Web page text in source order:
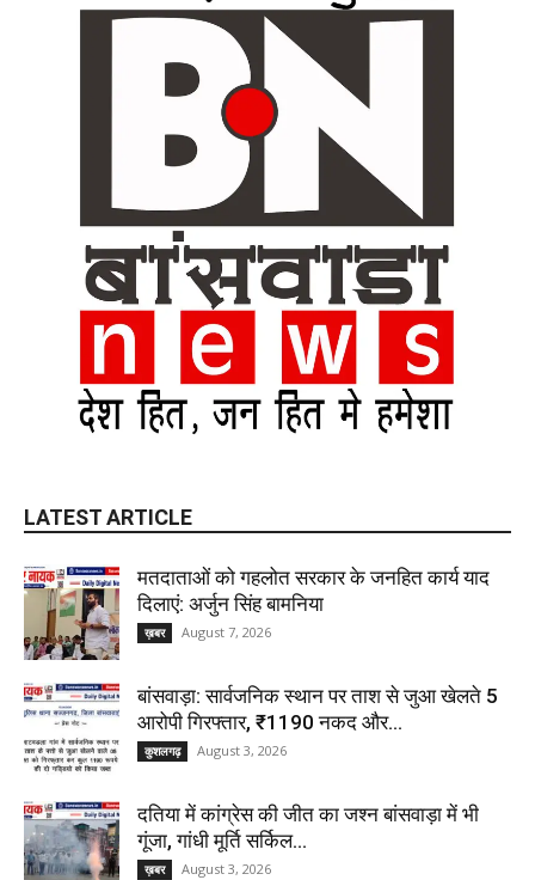
LATEST ARTICLE
मतदाताओं को गहलोत सरकार के जनहित कार्य याद
दिलाएं: अर्जुन सिंह बामनिया
ख़बर August 7, 2026
बांसवाड़ा: सार्वजनिक स्थान पर ताश से जुआ खेलते 5
आरोपी गिरफ्तार, ₹1190 नकद और...
कुशलगढ़ August 3, 2026
दतिया में कांग्रेस की जीत का जश्न बांसवाड़ा में भी
गूंजा, गांधी मूर्ति सर्किल...
ख़बर August 3, 2026